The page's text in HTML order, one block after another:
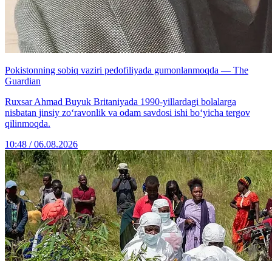
Pokistonning sobiq vaziri pedofiliyada gumonlanmoqda — The
Guardian
Ruxsar Ahmad Buyuk Britaniyada 1990-yillardagi bolalarga
nisbatan jinsiy zo‘ravonlik va odam savdosi ishi bo‘yicha tergov
qilinmoqda.
10:48 / 06.08.2026